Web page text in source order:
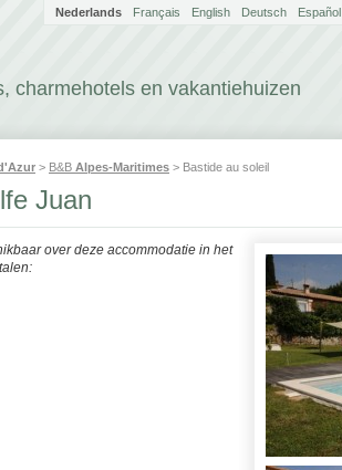
charmehotels en vakantiehuizen
Nederlands Français English Deutsch Español
> B&B Alpes-Maritimes > Bastide au soleil
Juan
over deze accommodatie in het